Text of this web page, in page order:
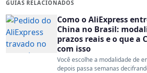
GUIAS RELACIONADOS
Como o AliExpress
China no Brasil:
prazos reais e o que a
com isso
Você escolhe a modalidade de
depois passa semanas